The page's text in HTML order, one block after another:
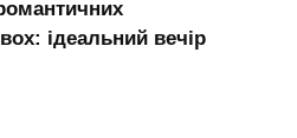
ідеальний вечір